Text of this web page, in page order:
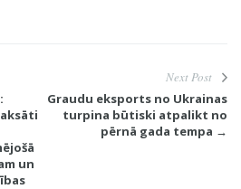
un
Next Post
Graudu eksports no Ukrainas
turpina būtiski atpalikt no
pērnā gada tempa →